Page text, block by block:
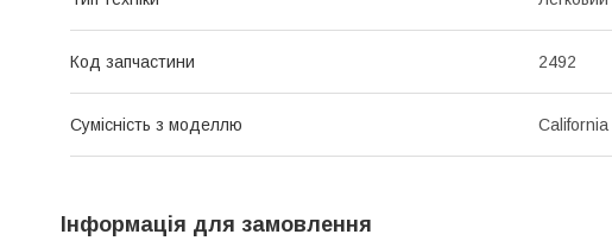
Код запчастини 2492
Сумісність з моделлю California
Інформація для замовлення